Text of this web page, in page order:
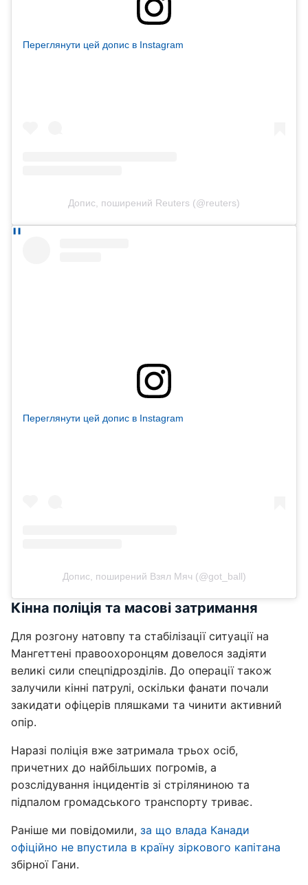
Переглянути цей допис в Instagram
Допис, поширений Reuters (@reuters)
Переглянути цей допис в Instagram
Допис, поширений Взял Мяч (@got_ball)
Кінна поліція та масові затримання
Для розгону натовпу та стабілізації ситуації на
Мангеттені правоохоронцям довелося задіяти
великі сили спецпідрозділів. До операції також
залучили кінні патрулі, оскільки фанати почали
закидати офіцерів пляшками та чинити активний
опір.
Наразі поліція вже затримала трьох осіб,
причетних до найбільших погромів, а
розслідування інцидентів зі стріляниною та
підпалом громадського транспорту триває.
Раніше ми повідомили, за що влада Канади
офіційно не впустила в країну зіркового капітана
збірної Гани.